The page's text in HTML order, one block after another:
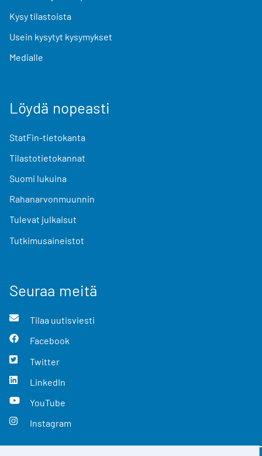
Kysy tilastoista
Usein kysytyt kysymykset
Medialle
Löydä nopeasti
StatFin-tietokanta
Tilastotietokannat
Suomi lukuina
Rahanarvonmuunnin
Tulevat julkaisut
Tutkimusaineistot
Seuraa meitä
Tilaa uutisviesti
Facebook
Twitter
LinkedIn
YouTube
Instagram